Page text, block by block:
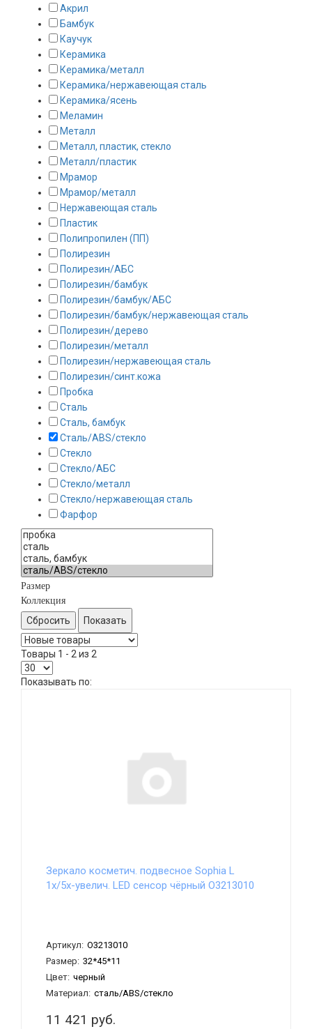
Держатели для запасных рулонов
Зеркала косметические
Стаканы для зубных щеток
Крючки для ванной
Контейнеры для хранения в ванной комнате
Акрил
Бамбук
Каучук
Керамика
Керамика/металл
Керамика/нержавеющая сталь
Керамика/ясень
Меламин
Металл
Металл, пластик, стекло
Металл/пластик
Мрамор
Мрамор/металл
Нержавеющая сталь
Пластик
Полипропилен (ПП)
Полирезин
Полирезин/АБС
Полирезин/бамбук
Полирезин/бамбук/АБС
Полирезин/бамбук/нержавеющая сталь
Полирезин/дерево
Полирезин/металл
Полирезин/нержавеющая сталь
Полирезин/синт.кожа
Пробка
Сталь
Сталь, бамбук
Сталь/ABS/стекло
Стекло
Стекло/АБС
Стекло/металл
Стекло/нержавеющая сталь
Фарфор
Размер
Коллекция
Товары 1 - 2 из 2
Показывать по:
Зеркало косметич. подвесное Sophia L
1х/5х-увелич. LED сенсор чёрный О3213010
Артикул: О3213010
Размер: 32*45*11
Цвет: черный
Материал: сталь/ABS/стекло
11 421 руб.